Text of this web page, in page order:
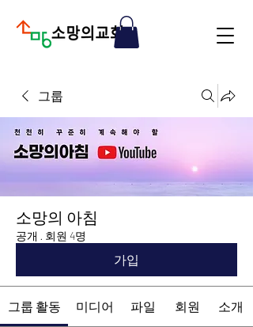
그룹
소망의 아침
공개 · 회원 4명
가입
그룹 활동 미디어 파일 회원 소개